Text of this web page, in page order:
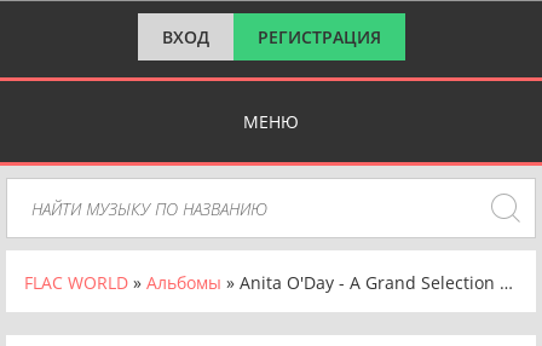
ВХОД РЕГИСТРАЦИЯ
МЕНЮ
FLAC WORLD » Альбомы » Anita O'Day - A Grand Selection Of Her Beloved Songs (Restored Edition '25) [24-bit Hi-Res] (2025) FLAC